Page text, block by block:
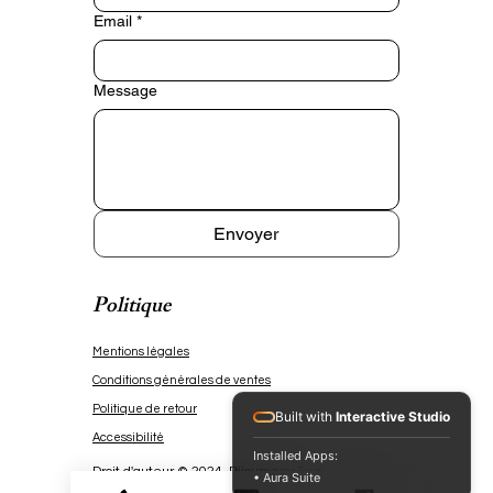
peux les porter toute la journée
sans gêne.
Chaque création est fabriquée
le charme d’un véritable bijou
Pourquoi tu vas les adorer
✨ Fabrication artisanale
française
✨ Ultra légères et agréables à
Email *
Message
Envoyer
Politique
Mentions légales
Conditions générales de ventes
Politique de retour
Accessibilité
Droit d'auteur © 2024 Bijoumaey Tous
les droits sont réservés
Built with Interactive Studio
Installed Apps:
• Aura Suite